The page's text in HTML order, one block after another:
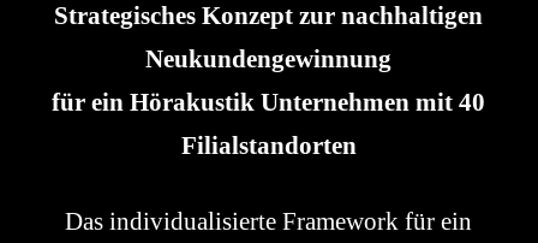
Strategisches Konzept zur nachhaltigen
Neukundengewinnung
für ein Hörakustik Unternehmen mit 40
Filialstandorten
Das individualisierte Framework für ein